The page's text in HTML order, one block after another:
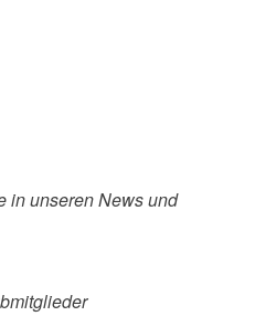
in unseren News und